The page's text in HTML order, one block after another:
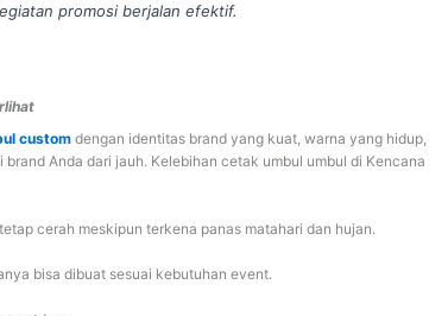
promosi berjalan efektif.
customdengan identitas brand yang kuat, warna yang
Anda dari jauh. Kelebihan cetak umbul umbul di Kencana
cerah meskipun terkena panas matahari dan hujan.
bisa dibuat sesuai kebutuhan event.